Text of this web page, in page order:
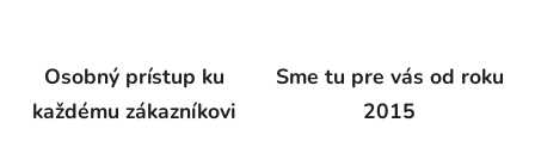
Osobný prístup ku
každému zákazníkovi
Sme tu pre vás od roku
2015